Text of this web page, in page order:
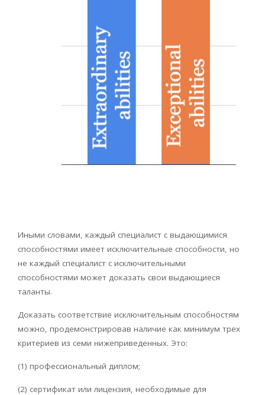
Иными словами, каждый специалист с выдающимися
способностями имеет исключительные способности, но
не каждый специалист с исключительными
способностями может доказать свои выдающиеся
таланты.
Доказать соответствие исключительным способностям
можно, продемонстрировав наличие как минимум трех
критериев из семи нижеприведенных. Это:
(1) профессиональный диплом;
(2) сертификат или лицензия, необходимые для